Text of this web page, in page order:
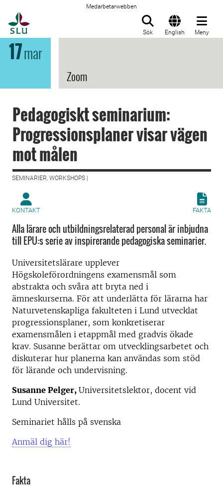
Medarbetarwebben
Sök English Meny
17mar
Zoom
Pedagogiskt seminarium:
Progressionsplaner visar vägen
mot målen
SEMINARIER, WORKSHOPS |
KONTAKT FAKTA
Alla lärare och utbildningsrelaterad personal är inbjudna
till EPU:s serie av inspirerande pedagogiska seminarier.
Universitetslärare upplever
Högskoleförordningens examensmål som
abstrakta och svåra att bryta ned i
ämneskurserna. För att underlätta för lärarna har
Naturvetenskapliga fakulteten i Lund utvecklat
progressionsplaner, som konkretiserar
examensmålen i etappmål med gradvis ökade
krav. Susanne berättar om utvecklingsarbetet och
diskuterar hur planerna kan användas som stöd
för lärande och undervisning.
Susanne Pelger, Universitetslektor, docent vid
Lund Universitet.
Seminariet hålls på svenska
Anmäl dig här!
Fakta